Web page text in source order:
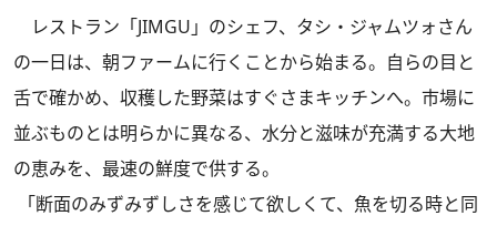
レストラン「JIMGU」のシェフ、タシ・ジャムツォさん
の一日は、朝ファームに行くことから始まる。自らの目と
舌で確かめ、収穫した野菜はすぐさまキッチンへ。市場に
並ぶものとは明らかに異なる、水分と滋味が充満する大地
の恵みを、最速の鮮度で供する。
「断面のみずみずしさを感じて欲しくて、魚を切る時と同